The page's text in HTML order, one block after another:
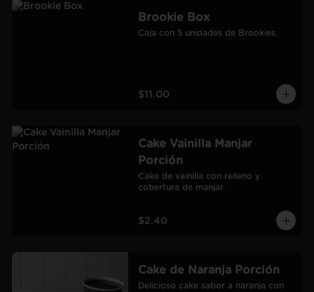
Brookie Box
Caja con 5 unidades de Brookies.
$11.00
Cake Vainilla Manjar
Porción
Cake de vainilla con relleno y
cobertura de manjar.
$2.40
Cake de Naranja Porción
Delicioso cake sabor a naranja con